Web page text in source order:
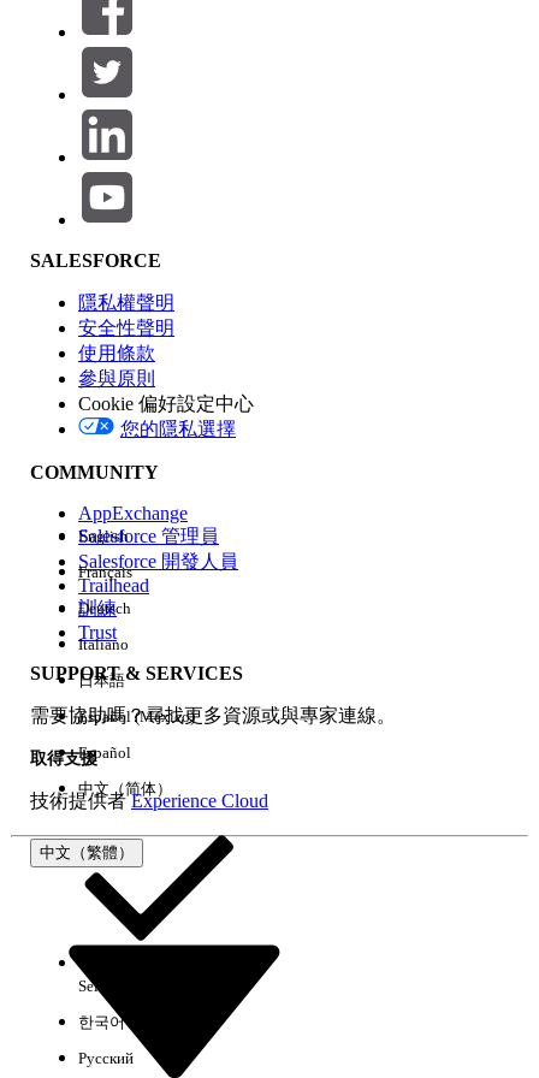
篩選器 (0)
選取篩選
產品區域
功能影響
版本
經驗
SALESFORCE
隱私權聲明
安全性聲明
使用條款
參與原則
Cookie 偏好設定中心
您的隱私選擇
COMMUNITY
AppExchange
Salesforce 管理員
Salesforce 開發人員
Trailhead
訓練
Trust
SUPPORT & SERVICES
需要協助嗎？尋找更多資源或與專家連線。
取得支援
技術提供者Experience Cloud
中文（繁體）
English
Français
Deutsch
Italiano
日本語
Español (México)
Español
中文（简体）
Select Org
한국어
Русский